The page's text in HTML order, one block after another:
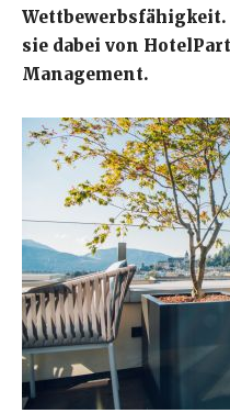
sie dabei von
Management.